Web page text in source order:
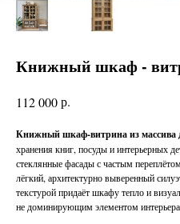
Книжный шкаф -
112 000р.
Книжный шкаф-витрина из массива
хранения книг, посуды и интерьерных
стеклянные фасады с частым
лёгкий, архитектурно выверенный
текстурой придаёт шкафу тепло и
не доминирующим элементом